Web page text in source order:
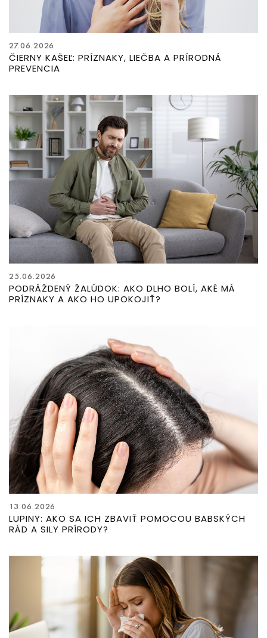
27.06.2026
ČIERNY KAŠEĽ: PRÍZNAKY, LIEČBA A PRÍRODNÁ
PREVENCIA
25.06.2026
PODRÁŽDENÝ ŽALÚDOK: AKO DLHO BOLÍ, AKÉ MÁ
PRÍZNAKY A AKO HO UPOKOJIŤ?
13.06.2026
LUPINY: AKO SA ICH ZBAVIŤ POMOCOU BABSKÝCH
RÁD A SILY PRÍRODY?